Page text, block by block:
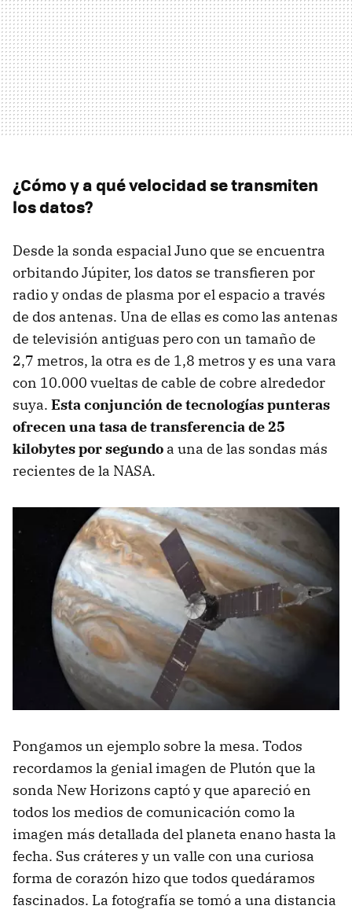
¿Cómo y a qué velocidad se transmiten
los datos?
Desde la sonda espacial Juno que se encuentra
orbitando Júpiter, los datos se transfieren por
radio y ondas de plasma por el espacio a través
de dos antenas. Una de ellas es como las antenas
de televisión antiguas pero con un tamaño de
2,7 metros, la otra es de 1,8 metros y es una vara
con 10.000 vueltas de cable de cobre alrededor
suya. Esta conjunción de tecnologías punteras
ofrecen una tasa de transferencia de 25
kilobytes por segundo a una de las sondas más
recientes de la NASA.
Pongamos un ejemplo sobre la mesa. Todos
recordamos la genial imagen de Plutón que la
sonda New Horizons captó y que apareció en
todos los medios de comunicación como la
imagen más detallada del planeta enano hasta la
fecha. Sus cráteres y un valle con una curiosa
forma de corazón hizo que todos quedáramos
fascinados. La fotografía se tomó a una distancia